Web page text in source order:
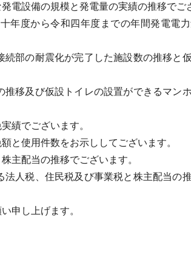
設備の規模と発電量の実績の推移でご
度から令和四年度までの年間発電電
部の耐震化が完了した施設数の推移と
移及び仮設トイレの設置ができるマン
績でございます。
と使用件数をお示ししてございます。
主配当の推移でございます。
人税、住民税及び事業税と株主配当の
申し上げます。